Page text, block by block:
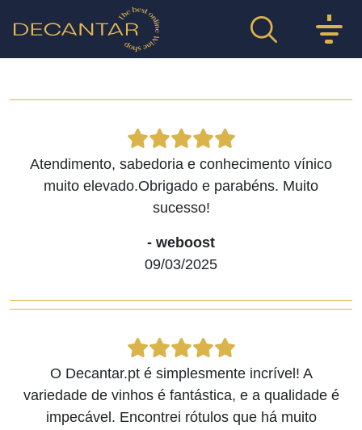
Atendimento, sabedoria e conhecimento vínico
muito elevado.Obrigado e parabéns. Muito
sucesso!
- weboost
09/03/2025
O Decantar.pt é simplesmente incrível! A
variedade de vinhos é fantástica, e a qualidade é
impecável. Encontrei rótulos que há muito